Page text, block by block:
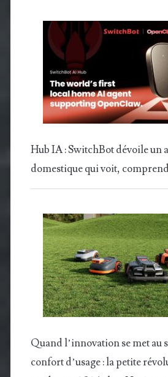
Hub IA : SwitchBot dévoile un
domestique qui voit,
Quand l’innovation se met au
confort d’usage : la petite